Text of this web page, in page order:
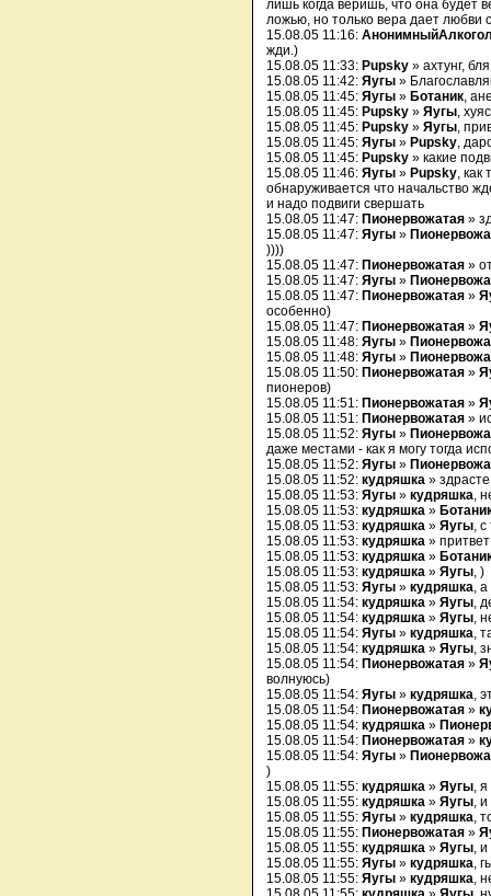
лишь когда веришь, что она будет
ложью, но только вера дает любви
15.08.05 11:16:
жди.)
15.08.05 11:33: Pupsky » ахтунг,
15.08.05 11:42: Яугы »
15.08.05 11:45: Яугы » Ботаник,
15.08.05 11:45: Pupsky » Яугы,
15.08.05 11:45: Pupsky » Яугы,
15.08.05 11:45: Яугы » Pupsky,
15.08.05 11:45: Pupsky » какие
15.08.05 11:46: Яугы » Pupsky, как
обнаруживается что начальство
и надо подвиги свершать
15.08.05 11:47: Пионервожатая »
15.08.05 11:47: Яугы »
))))
15.08.05 11:47: Пионервожатая »
15.08.05 11:47: Яугы »
15.08.05 11:47: Пионервожатая »
особенно)
15.08.05 11:47: Пионервожатая »
15.08.05 11:48: Яугы »
15.08.05 11:48: Яугы »
15.08.05 11:50: Пионервожатая »
пионеров)
15.08.05 11:51: Пионервожатая »
15.08.05 11:51: Пионервожатая »
15.08.05 11:52: Яугы »
даже местами - как я могу тогда
15.08.05 11:52: Яугы »
15.08.05 11:52: кудряшка »
15.08.05 11:53: Яугы » кудряшка,
15.08.05 11:53: кудряшка »
15.08.05 11:53: кудряшка » Яугы,
15.08.05 11:53: кудряшка » притвет
15.08.05 11:53: кудряшка »
15.08.05 11:53: кудряшка » Яугы, )
15.08.05 11:53: Яугы » кудряшка,
15.08.05 11:54: кудряшка » Яугы,
15.08.05 11:54: кудряшка » Яугы,
15.08.05 11:54: Яугы » кудряшка,
15.08.05 11:54: кудряшка » Яугы,
15.08.05 11:54: Пионервожатая »
волнуюсь)
15.08.05 11:54: Яугы » кудряшка,
15.08.05 11:54: Пионервожатая »
15.08.05 11:54: кудряшка »
15.08.05 11:54: Пионервожатая »
15.08.05 11:54: Яугы »
)
15.08.05 11:55: кудряшка » Яугы,
15.08.05 11:55: кудряшка » Яугы,
15.08.05 11:55: Яугы » кудряшка,
15.08.05 11:55: Пионервожатая »
15.08.05 11:55: кудряшка » Яугы,
15.08.05 11:55: Яугы » кудряшка,
15.08.05 11:55: Яугы » кудряшка,